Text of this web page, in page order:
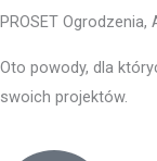
PROSET
Oto powody, dla
swoich projektów.